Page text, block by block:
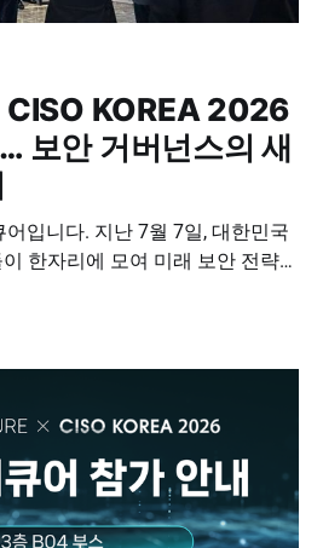
CISO KOREA 2026
보안 거버넌스의 새
월 7일, 대한민국
한자리에 모여 미래 보안 전략을
행사는 기업 보안